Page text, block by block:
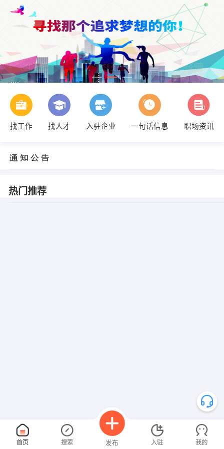
找工作 找人才 入驻企业 一句话信息 职场资讯
热门推荐
首页 搜索 发布 入驻 我的